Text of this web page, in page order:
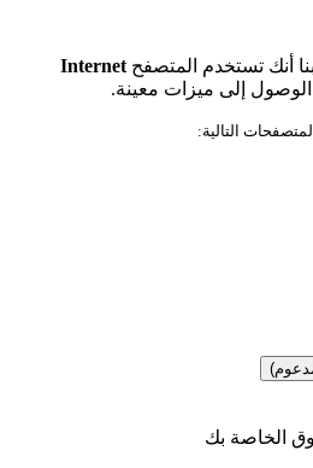
أنك تستخدم المتصفح Internet
إلى ميزات معينة.
الخاصة بك